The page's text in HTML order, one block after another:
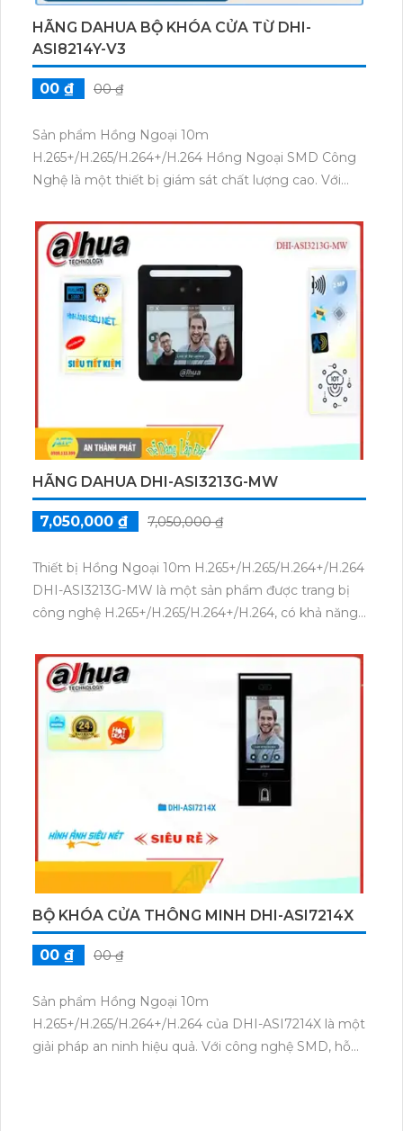
HÃNG DAHUA BỘ KHÓA CỬA TỪ DHI-
ASI8214Y-V3
00 ₫ 00 ₫
Sản phẩm Hồng Ngoại 10m
H.265+/H.265/H.264+/H.264 Hồng Ngoại SMD Công
Nghệ là một thiết bị giám sát chất lượng cao. Với
phẩm mang đến hình ảnh sắc nét với kích thước tối
ưu. Đặc biệt, sản phẩm còn được tích hợp bộ khóa
cửa từ DHI-ASI8214Y-V3, giúp tăng cường bảo mật
cho tổ chức hoặc hộ gia đình. Sản phẩm thích hợp để
sử dụng trong nhiều môi trường khác nhau và đáp
ứng nhu cầu giám sát hiệu quả.
HÃNG DAHUA DHI-ASI3213G-MW
7,050,000 ₫ 7,050,000 ₫
Thiết bị Hồng Ngoại 10m H.265+/H.265/H.264+/H.264
DHI-ASI3213G-MW là một sản phẩm được trang bị
công nghệ H.265+/H.265/H.264+/H.264, có khả năng
hợp công nghệ Hồng Ngoại SMD, giúp tăng cường
khả năng quan sát trong điều kiện ánh sáng yếu. Đây
là một lựa chọn lý tưởng cho việc giám sát và bảo vệ
an ninh.
BỘ KHÓA CỬA THÔNG MINH DHI-ASI7214X
00 ₫ 00 ₫
Sản phẩm Hồng Ngoại 10m
H.265+/H.265/H.264+/H.264 của DHI-ASI7214X là một
giải pháp an ninh hiệu quả. Với công nghệ SMD, hỗ